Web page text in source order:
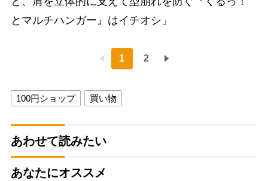
とマルチハンガー』はイチオシ」
1 2
100円ショップ 買い物
あわせて読みたい
あなたにオススメ